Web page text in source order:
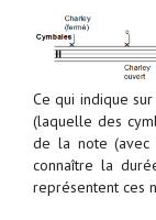
Ce qui indique
(laquelle des
de la note (avec
connaître la
représentent ces